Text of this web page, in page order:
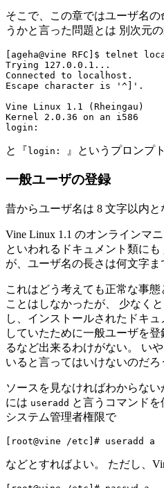
そこで、この章ではユーザ名
うかと言った問題とは 別次元
[ageha@vine RFC]$ telnet
Trying 127.0.0.1...
Connected to localhost.
Escape character is '^]'.
Vine Linux 1.1 (Rheingau)
Kernel 2.0.36 on an i586
と『login: 』というプロンプ
一般ユーザの登録
昔からユーザ名は 8 文字以内
Vine Linux 1.1 のオンラインマ
といわれるドキュメント類に
が、ユーザ名の長さは何文字
これはどう考えても正常な事
ことはしなかったが、 少なく
し、インストールされたドキ
していたために一般ユーザを
るなど出来るわけがない。 い
いると言ってはいけないのだろ
ソースを見なければわからな
には useradd と言うコマンド
システム管理者権限で
などとすればよい。 ただし、